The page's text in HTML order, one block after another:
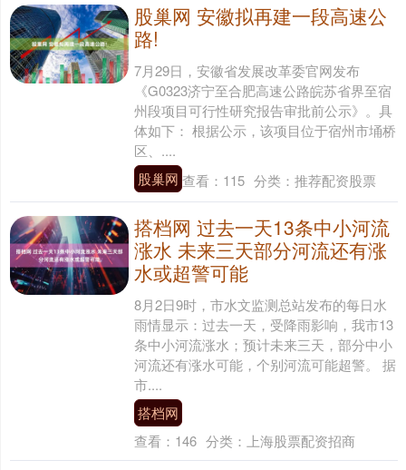
股巢网 安徽拟再建一段高速公
路!
7月29日，安徽省发展改革委官网发布
《G0323济宁至合肥高速公路皖苏省界至宿
州段项目可行性研究报告审批前公示》。具
体如下： 根据公示，该项目位于宿州市埇桥
区、....
股巢网 查看： 115 分类： 推荐配资股票
搭档网 过去一天13条中小河流
涨水 未来三天部分河流还有涨
水或超警可能
8月2日9时，市水文监测总站发布的每日水
雨情显示：过去一天，受降雨影响，我市13
条中小河流涨水；预计未来三天，部分中小
河流还有涨水可能，个别河流可能超警。 据
市....
搭档网
查看： 146 分类： 上海股票配资招商